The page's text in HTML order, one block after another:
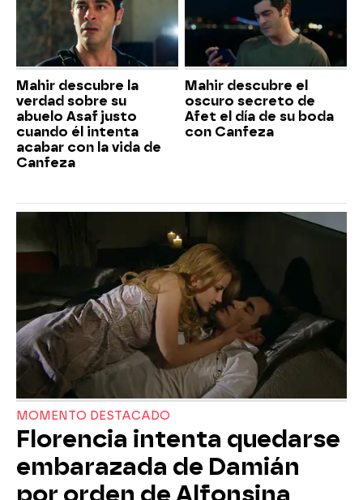
Mahir descubre la
verdad sobre su
abuelo Asaf justo
cuando él intenta
acabar con la vida de
Canfeza
Mahir descubre el
oscuro secreto de
Afet el día de su boda
con Canfeza
MOMENTO DESTACADO
Florencia intenta quedarse
embarazada de Damián
por orden de Alfonsina